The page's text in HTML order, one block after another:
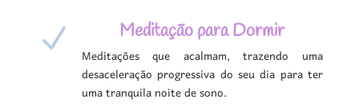
N Meditação para Dormir
Meditações que acalmam, trazendo uma
desaceleração progressiva do seu dia para ter
uma tranquila noite de sono.